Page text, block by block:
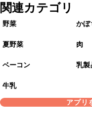
関連カテゴリ
野菜 かぼ
夏野菜 肉
ベーコン 乳製
牛乳
アプリ